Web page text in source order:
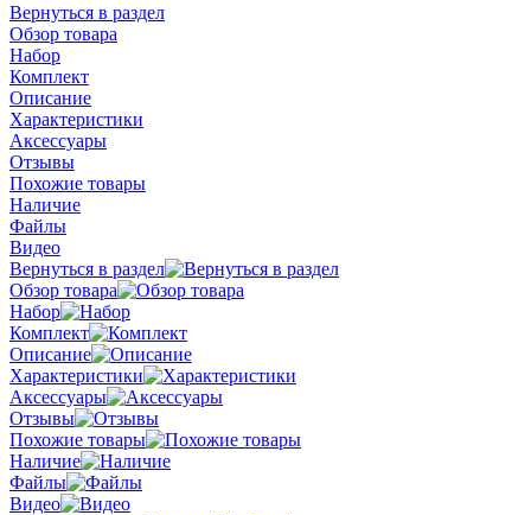
Вернуться в раздел
Обзор товара
Набор
Комплект
Описание
Характеристики
Аксессуары
Отзывы
Похожие товары
Наличие
Файлы
Видео
Вернуться в раздел
Обзор товара
Набор
Комплект
Описание
Характеристики
Аксессуары
Отзывы
Похожие товары
Наличие
Файлы
Видео